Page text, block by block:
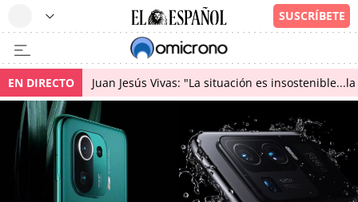
EN DIRECTO Juan Jesús Vivas: "La situación es